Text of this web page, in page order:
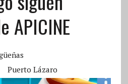
APICINE
Puerto Lázaro